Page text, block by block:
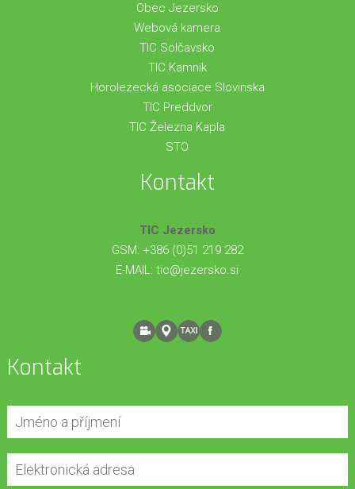
Obec Jezersko
Webová kamera
TIC Solčavsko
TIC Kamnik
Horolezecká asociace Slovinska
TIC Preddvor
TIC Železna Kapla
STO
Kontakt
TIC Jezersko
GSM: +386 (0)51 219 282
E-MAIL:tic@jezersko.si
Kontakt